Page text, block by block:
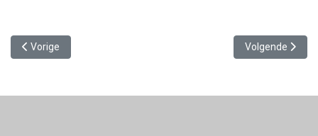
Vorig artikel: Op bezoek bij oom Edsko
Vorige Volgende
Volgende